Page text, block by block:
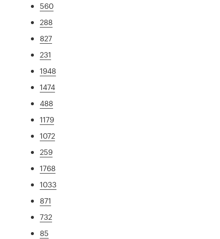
560
288
827
231
1948
1474
488
1179
1072
259
1768
1033
871
732
85